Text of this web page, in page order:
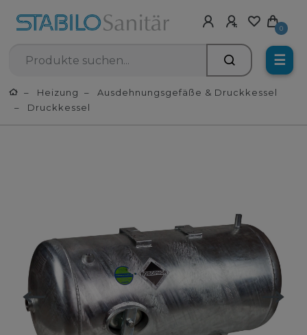
0
☰
Heizung
Ausdehnungsgefäße & Druckkessel
Druckkessel